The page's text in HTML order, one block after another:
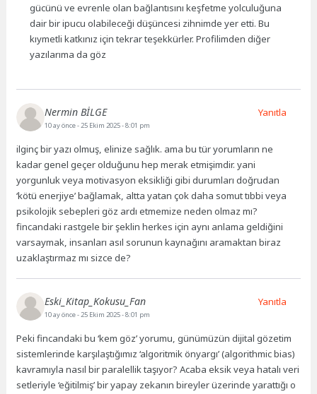
gücünü ve evrenle olan bağlantısını keşfetme yolculuğuna
dair bir ipucu olabileceği düşüncesi zihnimde yer etti. Bu
kıymetli katkınız için tekrar teşekkürler. Profilimden diğer
yazılarıma da göz
Nermin BİLGE
10 ay önce- 25 Ekim 2025 - 8:01 pm
ilginç bir yazı olmuş, elinize sağlık. ama bu tür yorumların ne
kadar genel geçer olduğunu hep merak etmişimdir. yani
yorgunluk veya motivasyon eksikliği gibi durumları doğrudan
‘kötü enerjiye’ bağlamak, altta yatan çok daha somut tıbbi veya
psikolojik sebepleri göz ardı etmemize neden olmaz mı?
fincandaki rastgele bir şeklin herkes için aynı anlama geldiğini
varsaymak, insanları asıl sorunun kaynağını aramaktan biraz
uzaklaştırmaz mı sizce de?
Yanıtla
Eski_Kitap_Kokusu_Fan
10 ay önce- 25 Ekim 2025 - 8:01 pm
Peki fincandaki bu ‘kem göz’ yorumu, günümüzün dijital gözetim
sistemlerinde karşılaştığımız ‘algoritmik önyargı’ (algorithmic bias)
kavramıyla nasıl bir paralellik taşıyor? Acaba eksik veya hatalı veri
setleriyle ‘eğitilmiş’ bir yapay zekanın bireyler üzerinde yarattığı o
Yanıtla